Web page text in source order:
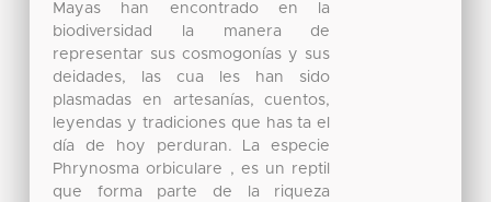
Mayas han encontrado en la
biodiversidad la manera de
representar sus cosmogonías y sus
deidades, las cua les han sido
plasmadas en artesanías, cuentos,
leyendas y tradiciones que has ta el
día de hoy perduran. La especie
Phrynosma orbiculare , es un reptil
que forma parte de la riqueza